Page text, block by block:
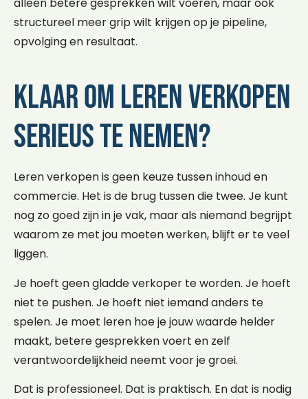
structureel meer grip wilt krijgen op je pipeline,
opvolging en resultaat.
Klaar om leren verkopen
serieus te nemen?
Leren verkopen is geen keuze tussen inhoud en
commercie. Het is de brug tussen die twee. Je kunt
nog zo goed zijn in je vak, maar als niemand begrijpt
waarom ze met jou moeten werken, blijft er te veel
liggen.
Je hoeft geen gladde verkoper te worden. Je hoeft
niet te pushen. Je hoeft niet iemand anders te
spelen. Je moet leren hoe je jouw waarde helder
maakt, betere gesprekken voert en zelf
verantwoordelijkheid neemt voor je groei.
Dat is professioneel. Dat is praktisch. En dat is nodig